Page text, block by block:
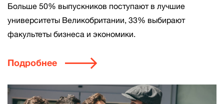
Больше 50% выпускников поступают в лучшие
университеты Великобритании, 33% выбирают
факультеты бизнеса и экономики.
Подробнее